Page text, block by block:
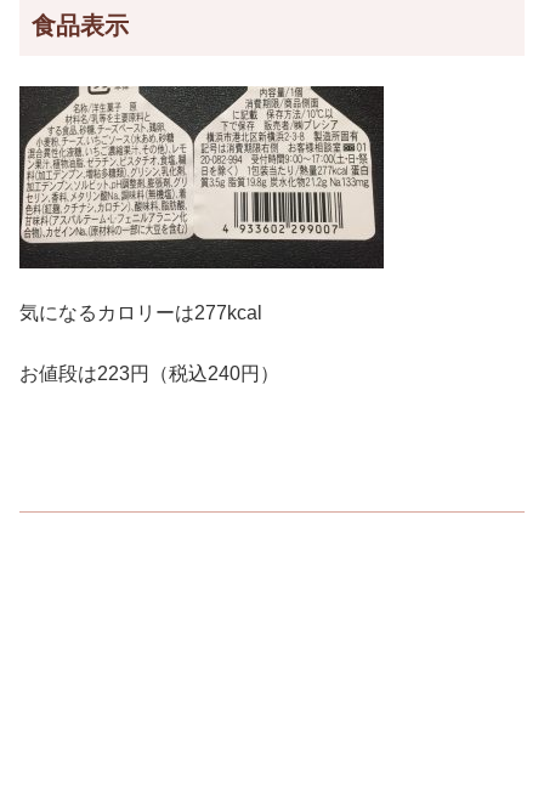
食品表示
気になるカロリーは277kcal
お値段は223円（税込240円）